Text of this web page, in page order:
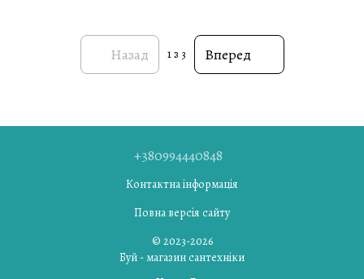
Назад 1з 3 Вперед
+380994440848
Контактна інформація
Повна версія сайту
© 2023-2026
Буй - магазин сантехніки